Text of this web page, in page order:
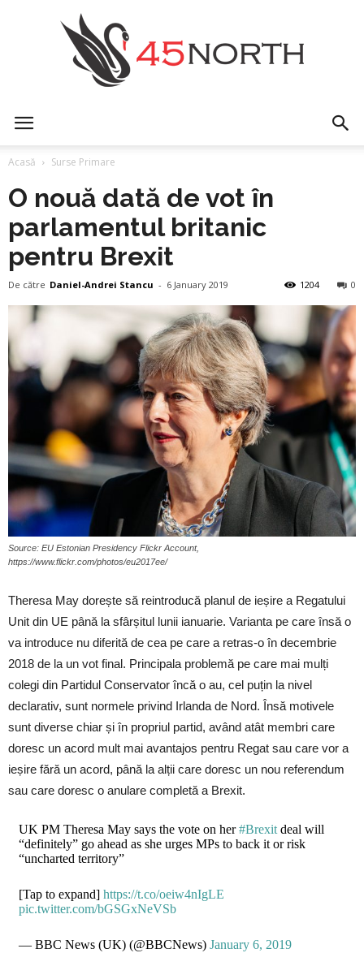
Acasă Surse Primare
O nouă dată de vot în
parlamentul britanic
pentru Brexit
De către Daniel-Andrei Stancu - 6 January 2019 0
1204
Source: EU Estonian Presidency Flickr Account,
https://www.flickr.com/photos/eu2017ee/
Theresa May dorește să reintroducă planul de ieșire a Regatului
Unit din UE până la sfârșitul lunii ianuarie. Varianta pe care însă o
va introduce nu diferită de cea pe care a retras-o în decembrie
2018 de la un vot final. Principala problemă pe care mai mulți
colegi din Partidul Conservator încă o au, cel puțin la nivel
declarativ, sunt normele privind Irlanda de Nord. Însă motivele
sunt diverse chiar și în propriul partid, având atât membri care
doresc un acord mult mai avantajos pentru Regat sau care vor a
ieșire fără un acord, până la alții care doresc un nou referendum
sau care doresc o anulare completă a Brexit.
UK PM Theresa May says the vote on her#Brexitdeal will
“definitely” go ahead as she urges MPs to back it or risk
“uncharted territory”
[Tap to expand] https://t.co/oeiw4nIgLE
pic.twitter.com/bGSGxNeVSb
— BBC News (UK) (@BBCNews) January 6, 2019